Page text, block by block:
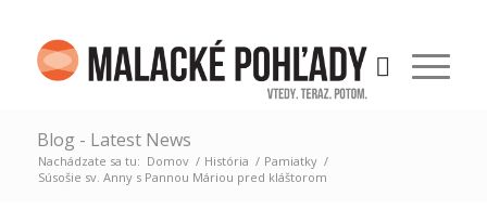
Blog - Latest News
Nachádzate sa tu: Domov / História / Pamiatky /
Súsošie sv. Anny s Pannou Máriou pred kláštorom